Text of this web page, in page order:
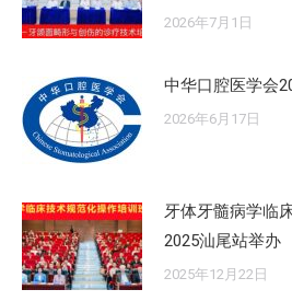
2026年7月1日
中华口腔医学会
2026年6月17日
牙体牙髓病学临
2025汕尾站举办
2025年12月22日